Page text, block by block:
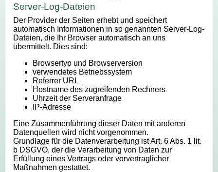
Server-Log-Dateien
Der Provider der Seiten erhebt und speichert
automatisch Informationen in so genannten Server-Log-
Dateien, die Ihr Browser automatisch an uns
übermittelt. Dies sind:
Browsertyp und Browserversion
verwendetes Betriebssystem
Referrer URL
Hostname des zugreifenden Rechners
Uhrzeit der Serveranfrage
IP-Adresse
Eine Zusammenführung dieser Daten mit anderen
Datenquellen wird nicht vorgenommen.
Grundlage für die Datenverarbeitung ist Art. 6 Abs. 1 lit.
b DSGVO, der die Verarbeitung von Daten zur
Erfüllung eines Vertrags oder vorvertraglicher
Maßnahmen gestattet.